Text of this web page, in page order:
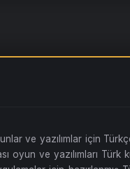
ve yazılımlar için
oyun ve yazılımları